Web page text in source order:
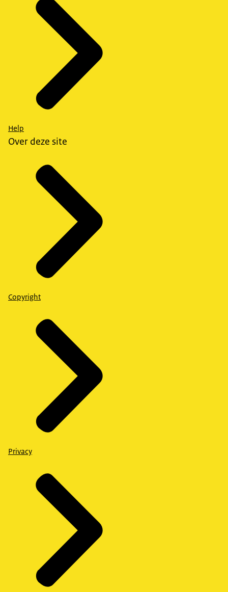
Help
Over deze site
Copyright
Privacy